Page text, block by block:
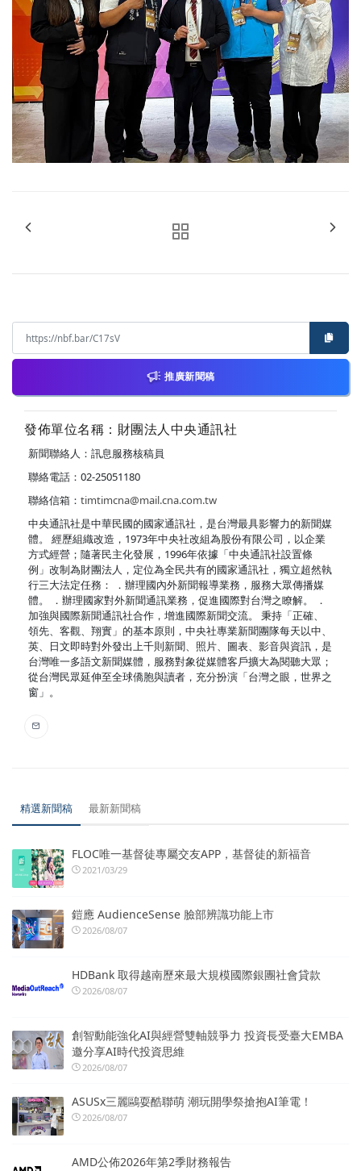
推廣新聞稿
發佈單位名稱：財團法人中央通訊社
新聞聯絡人：訊息服務核稿員
聯絡電話：02-25051180
聯絡信箱： timtimcna@mail.cna.com.tw
中央通訊社是中華民國的國家通訊社，是台灣最具影響力的新聞媒
體。 經歷組織改造，1973年中央社改組為股份有限公司，以企業
方式經營；隨著民主化發展，1996年依據「中央通訊社設置條
例」改制為財團法人，定位為全民共有的國家通訊社，獨立超然執
行三大法定任務： ．辦理國內外新聞報導業務，服務大眾傳播媒
體。 ．辦理國家對外新聞通訊業務，促進國際對台灣之瞭解。 ．
加強與國際新聞通訊社合作，增進國際新聞交流。 秉持「正確、
領先、客觀、翔實」的基本原則，中央社專業新聞團隊每天以中、
英、日文即時對外發出上千則新聞、照片、圖表、影音與資訊，是
台灣唯一多語文新聞媒體，服務對象從媒體客戶擴大為閱聽大眾；
從台灣民眾延伸至全球僑胞與讀者，充分扮演「台灣之眼，世界之
窗」。
精選新聞稿 最新新聞稿
FLOC唯一基督徒專屬交友APP，基督徒的新福音
2021/03/29
鎧應 AudienceSense 臉部辨識功能上市
2026/08/07
HDBank 取得越南歷來最大規模國際銀團社會貸款
2026/08/07
創智動能強化AI與經營雙軸競爭力 投資長受臺大EMBA
邀分享AI時代投資思維
2026/08/07
ASUSx三麗鷗耍酷聯萌 潮玩開學祭搶抱AI筆電！
2026/08/07
AMD公佈2026年第2季財務報告